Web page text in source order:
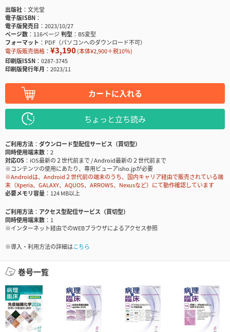
出版社
文光堂
電子版ISBN
電子版発売日
2023/10/27
ページ数
116ページ判型
B5変型
フォーマット
PDF（パソコンへのダウンロード不可）
電子版販売価格： ¥3,190(本体¥2,900＋税10％)
印刷版ISSN
0287-3745
印刷版発行年月
2023/11
カートに入れる
ちょっと立ち読み
ご利用方法
ダウンロード型配信サービス（買切型）
同時使用端末数
2
対応OS
iOS最新の２世代前まで / Android最新の２世代前まで
※コンテンツの使用にあたり、専用ビューアisho.jpが必要
※Androidは、Android２世代前の端末のうち、国内キャリア経由で販売されている端
末（Xperia、GALAXY、AQUOS、ARROWS、Nexusなど）にて動作確認しています
必要メモリ容量
124 MB以上
ご利用方法
アクセス型配信サービス（買切型）
同時使用端末数
1
※インターネット経由でのWEBブラウザによるアクセス参照
※導入・利用方法の詳細はこちら
巻号一覧